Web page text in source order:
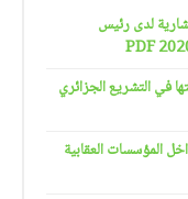
لدى رئيس
في التشريع الجزائري
المؤسسات العقابية